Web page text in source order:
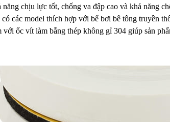
năng chịu lực tốt, chống va đập cao và khả năng
các model thích hợp với bể bơi bê tông truyền
với ốc vít làm bằng thép không gỉ 304 giúp sản